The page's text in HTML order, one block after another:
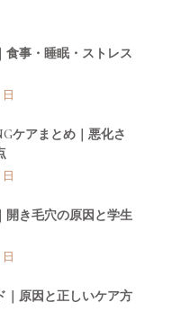
食事・睡眠・ストレス
ケアまとめ｜悪化さ
開き毛穴の原因と学生
｜原因と正しいケア方